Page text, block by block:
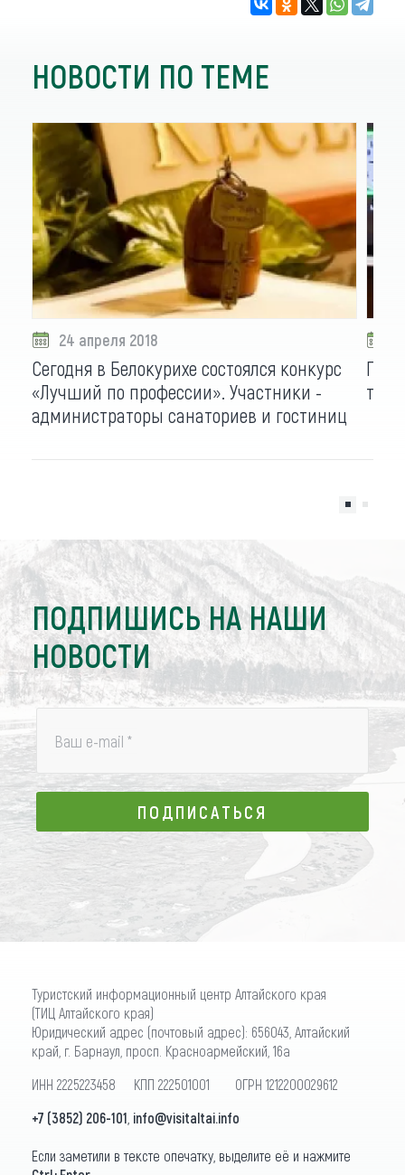
НОВОСТИ ПО ТЕМЕ
24 апреля 2018
Сегодня в Белокурихе состоялся конкурс
«Лучший по профессии». Участники -
администраторы санаториев и гостиниц
ПОДПИШИСЬ НА НАШИ
НОВОСТИ
Ваш e-mail *
ПОДПИСАТЬСЯ
ПОДПИСАТЬСЯ
Туристский информационный центр Алтайского края
(ТИЦ Алтайского края)
Юридический адрес (почтовый адрес): 656043, Алтайский
край, г. Барнаул, просп. Красноармейский, 16а
ИНН 2225223458 КПП 222501001 ОГРН 1212200029612
+7 (3852) 206-101 info@visitaltai.info
Если заметили в тексте опечатку, выделите её и нажмите